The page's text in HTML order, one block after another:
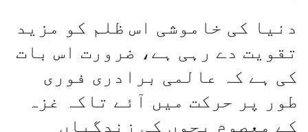
دنیا کی خاموشی اس ظلم کو مزید
تقویت دے رہی ہے، ضرورت اس بات
کی ہے کہ عالمی برادری فوری
طور پر حرکت میں آئے تاکہ غزہ
کے معصوم بچوں کی زندگیاں